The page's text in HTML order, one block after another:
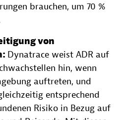
brauchen, um 70 %
von
Dynatrace weist ADR auf
hin, wenn
auftreten, und
entsprechend
Risiko in Bezug auf